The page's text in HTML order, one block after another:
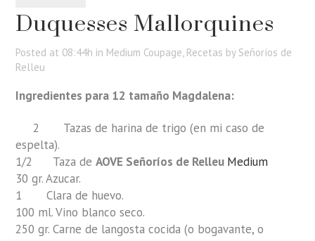
Duquesses Mallorquines
Posted at 08:44h in Medium Coupage, Recetas by Señoríos de
Relleu
Ingredientes para 12 tamaño Magdalena:
2 Tazas de harina de trigo (en mi caso de
espelta).
1/2 Taza deAOVE Señoríos de Relleu Medium
30 gr. Azucar.
1 Clara de huevo.
100 ml. Vino blanco seco.
250 gr. Carne de langosta cocida (o bogavante, o